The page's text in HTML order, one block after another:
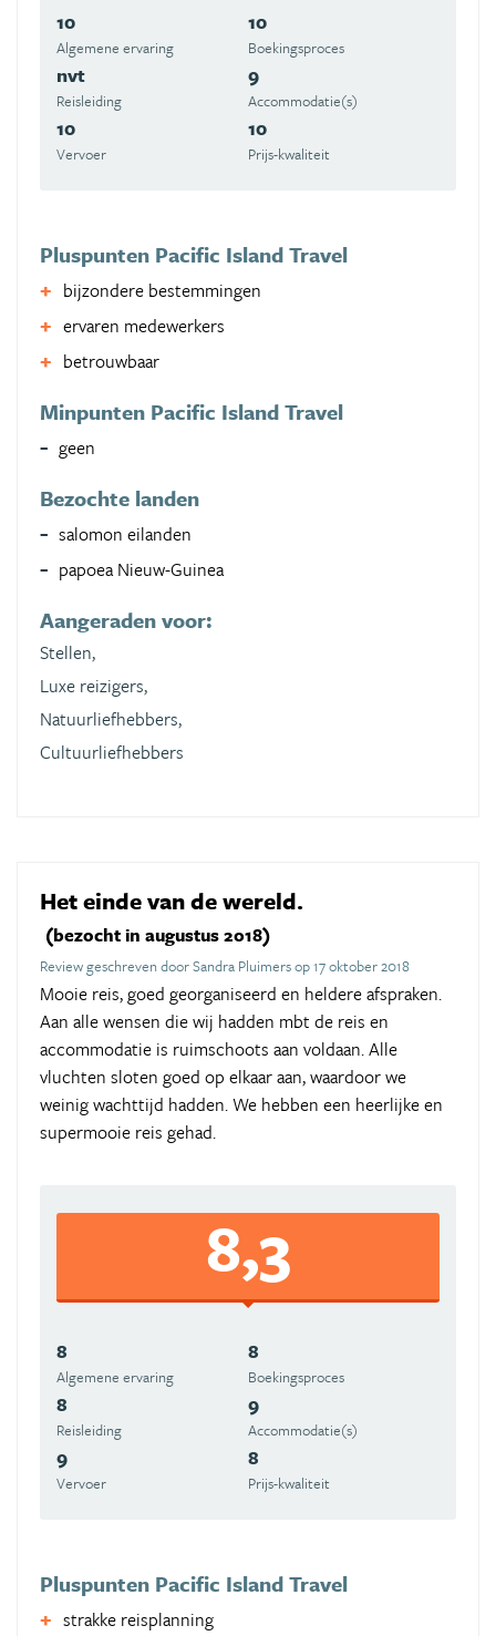
10
Algemene ervaring
10
Boekingsproces
nvt
Reisleiding
9
Accommodatie(s)
10
Vervoer
10
Prijs-kwaliteit
Pluspunten Pacific Island Travel
bijzondere bestemmingen
ervaren medewerkers
betrouwbaar
Minpunten Pacific Island Travel
geen
Bezochte landen
salomon eilanden
papoea Nieuw-Guinea
Aangeraden voor:
Stellen,
Luxe reizigers,
Natuurliefhebbers,
Cultuurliefhebbers
Het einde van de wereld.
(bezocht in augustus 2018)
Review geschreven door Sandra Pluimers op 17 oktober 2018
Mooie reis, goed georganiseerd en heldere afspraken.
Aan alle wensen die wij hadden mbt de reis en
accommodatie is ruimschoots aan voldaan. Alle
vluchten sloten goed op elkaar aan, waardoor we
weinig wachttijd hadden. We hebben een heerlijke en
supermooie reis gehad.
8,3
8
Algemene ervaring
8
Boekingsproces
8
Reisleiding
9
Accommodatie(s)
9
Vervoer
8
Prijs-kwaliteit
Pluspunten Pacific Island Travel
strakke reisplanning